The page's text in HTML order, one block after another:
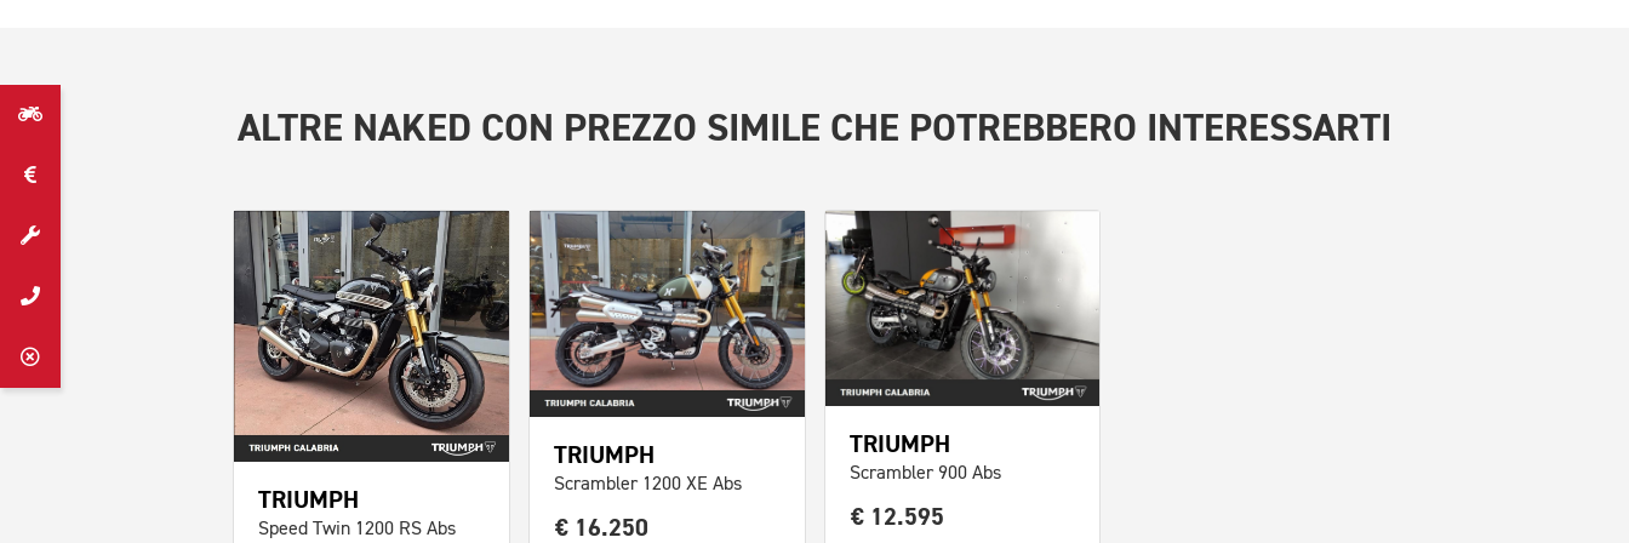
ALTRE NAKED CON PREZZO SIMILE CHE POTREBBERO INTERESSARTI
TRIUMPH
Speed Twin 1200 RS Abs
TRIUMPH
Scrambler 1200 XE Abs
€ 16.250
TRIUMPH
Scrambler 900 Abs
€ 12.595